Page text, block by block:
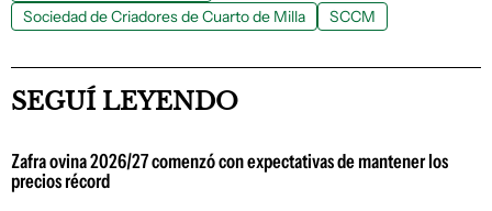
Sociedad de Criadores de Cuarto de Milla
SCCM
SEGUÍ LEYENDO
Zafra ovina 2026/27 comenzó con expectativas de mantener los
precios récord